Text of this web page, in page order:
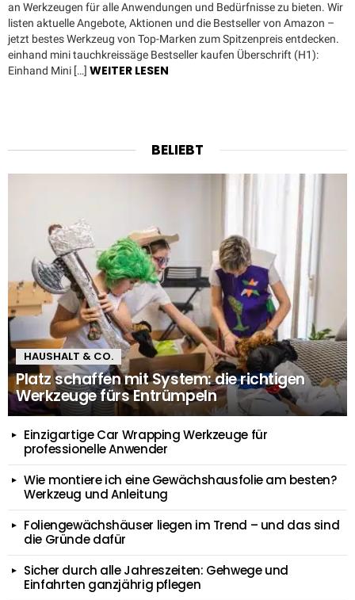
an Werkzeugen für alle Anwendungen und Bedürfnisse zu bieten. Wir
listen aktuelle Angebote, Aktionen und die Bestseller von Amazon –
jetzt bestes Werkzeug von Top-Marken zum Spitzenpreis entdecken.
einhand mini tauchkreissäge Bestseller kaufen Überschrift (H1):
Einhand Mini […] WEITER LESEN
BELIEBT
HAUSHALT & CO.
Platz schaffen mit System: die richtigen
Werkzeuge fürs Entrümpeln
Einzigartige Car Wrapping Werkzeuge für
professionelle Anwender
Wie montiere ich eine Gewächshausfolie am besten?
Werkzeug und Anleitung
Foliengewächshäuser liegen im Trend – und das sind
die Gründe dafür
Sicher durch alle Jahreszeiten: Gehwege und
Einfahrten ganzjährig pflegen